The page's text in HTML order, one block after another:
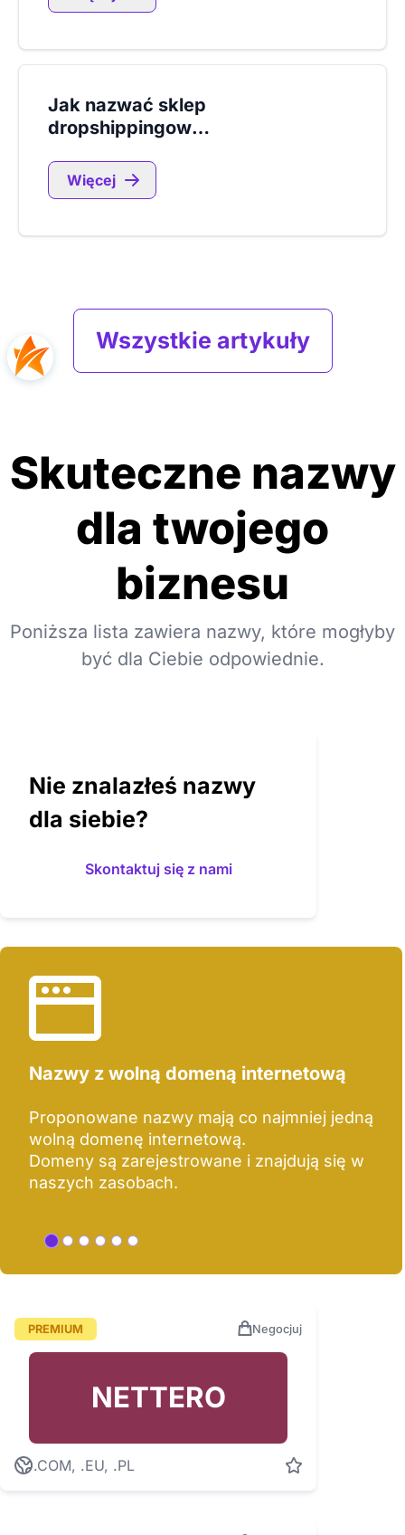
Jak nazwać sklep
dropshippingowy?
Więcej
Wszystkie artykuły
Skuteczne nazwy
dla twojego
biznesu
Poniższa lista zawiera nazwy, które mogłyby
być dla Ciebie odpowiednie.
Nie znalazłeś nazwy
dla siebie?
Skontaktuj się z nami
Nazwy z wolną domeną internetową
Proponowane nazwy mają co najmniej jedną
wolną domenę internetową.
Domeny są zarejestrowane i znajdują się w
naszych zasobach.
PREMIUM Negocjuj
NETTERO
.COM, .EU, .PL